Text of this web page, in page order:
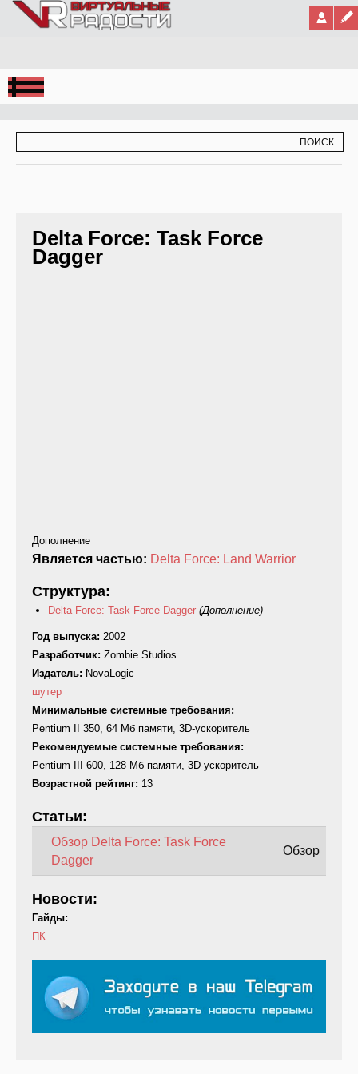
Jump to Navigation
Delta Force: Task Force
Dagger
Дополнение
Является частью: Delta Force: Land Warrior
Структура:
Delta Force: Task Force Dagger (Дополнение)
Год выпуска: 2002
Разработчик: Zombie Studios
Издатель: NovaLogic
шутер
Минимальные системные требования:
Pentium II 350, 64 Mб памяти, 3D-ускоритель
Рекомендуемые системные требования:
Pentium III 600, 128 Mб памяти, 3D-ускоритель
Возрастной рейтинг: 13
Статьи:
Обзор Delta Force: Task Force
Dagger
Обзор
Новости:
Гайды:
ПК